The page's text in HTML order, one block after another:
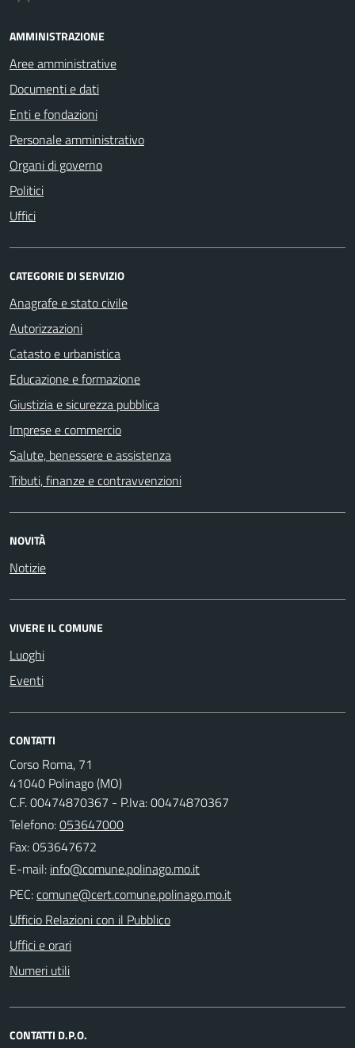
AMMINISTRAZIONE
Aree amministrative
Documenti e dati
Enti e fondazioni
Personale amministrativo
Organi di governo
Politici
Uffici
CATEGORIE DI SERVIZIO
Anagrafe e stato civile
Autorizzazioni
Catasto e urbanistica
Educazione e formazione
Giustizia e sicurezza pubblica
Imprese e commercio
Salute, benessere e assistenza
Tributi, finanze e contravvenzioni
NOVITÀ
Notizie
VIVERE IL COMUNE
Luoghi
Eventi
CONTATTI
Corso Roma, 71
41040 Polinago (MO)
C.F. 00474870367 - P.Iva: 00474870367
Telefono:053647000
Fax: 053647672
E-mail:
PEC:
Ufficio Relazioni con il Pubblico
Uffici e orari
Numeri utili
CONTATTI D.P.O.